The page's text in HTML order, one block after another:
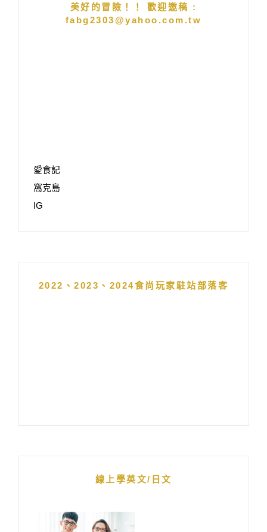
美好的冒險！！ 歡迎邀稿 :
fabg2303@yahoo.com.tw
愛食記
窩克島
IG
2022、2023、2024食尚玩家駐站部落客
線上學英文/日文